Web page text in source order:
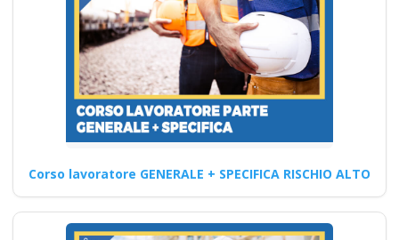
Formazione RSPP sul Medio
Rischio: Obiettivi e finalità…
Continua
Corso Datore di
Lavoro Modulo
Aggiuntivo Cantieri
Corso lavoratore GENERALE + SPECIFICA RISCHIO ALTO